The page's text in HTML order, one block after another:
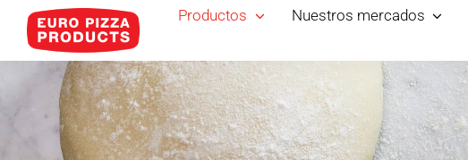
Skip
Productos Nuestros mercados